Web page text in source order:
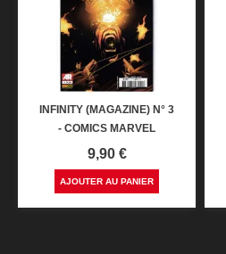
INFINITY (MAGAZINE) N° 3
- COMICS MARVEL
Prix
9,90 €
AJOUTER AU PANIER